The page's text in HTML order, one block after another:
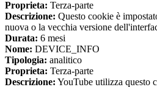
Proprieta: Terza-parte
Descrizione: Questo cookie è
nuova o la vecchia versione
Durata: 6 mesi
Nome: DEVICE_INFO
Tipologia: analitico
Proprieta: Terza-parte
Descrizione: YouTube utilizza questo